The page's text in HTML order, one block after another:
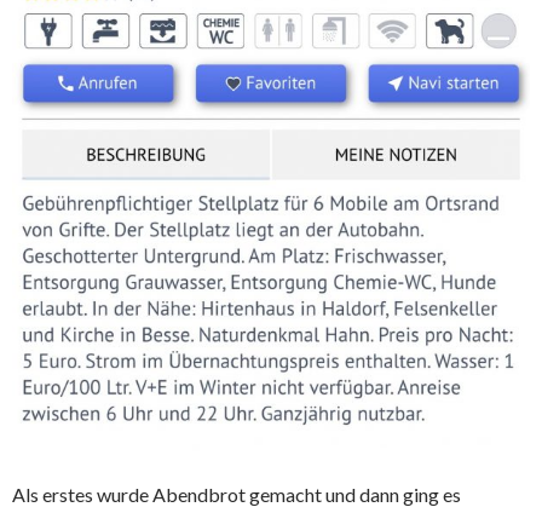
Als erstes wurde Abendbrot gemacht und dann ging es